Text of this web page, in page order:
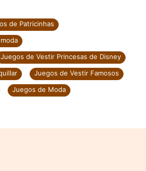
de Patricinhas
Juegos de Vestir Princesas de Disney
Juegos de Vestir Famosos
Juegos de Moda